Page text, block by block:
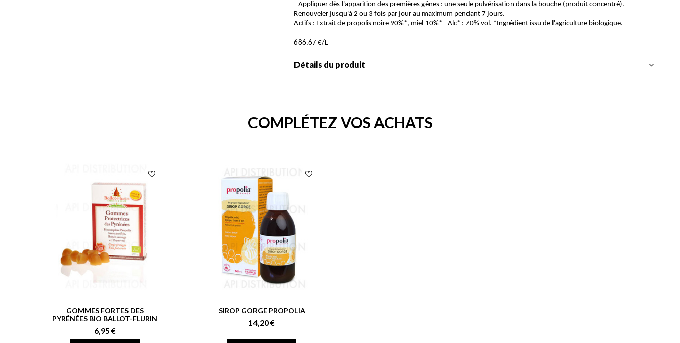
- Appliquer dès l'apparition des premières gênes : une seule pulvérisation dans la bouche (produit concentré).
Renouveler jusqu'à 2 ou 3 fois par jour au maximum pendant 7 jours.
Actifs : Extrait de propolis noire 90%*, miel 10%* - Alc* : 70% vol. *Ingrédient issu de l'agriculture biologique.
686.67 €/L
Détails du produit
COMPLÉTEZ VOS ACHATS
GOMMES FORTES DES
PYRÉNÉES BIO BALLOT-FLURIN
6,95 €
SIROP GORGE PROPOLIA
14,20 €